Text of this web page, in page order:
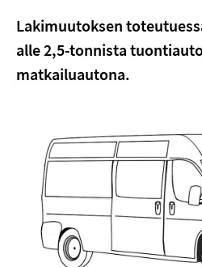
Lakimuutoksen
alle 2,5-tonnista
matkailuautona.